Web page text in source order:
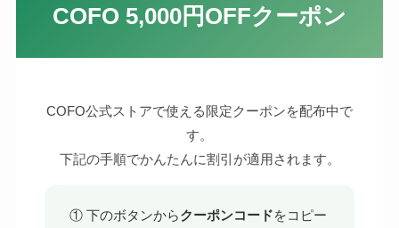
COFO 5,000円OFFクーポン
COFO公式ストアで使える限定クーポンを配布中で
す。
下記の手順でかんたんに割引が適用されます。
① 下のボタンからクーポンコードをコピー